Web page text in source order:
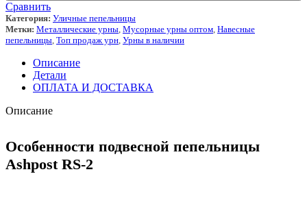
Сравнить
Категория: Уличные пепельницы
Метки: Металлические урны, Мусорные урны оптом, Навесные
пепельницы, Топ продаж урн, Урны в наличии
Описание
Детали
ОПЛАТА И ДОСТАВКА
Описание
Особенности подвесной пепельницы
Ashpost RS-2